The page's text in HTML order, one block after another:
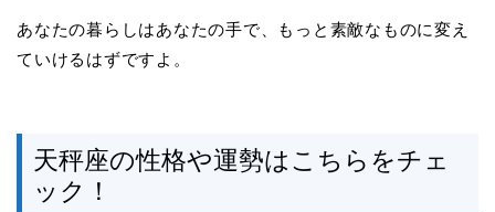
あなたの暮らしはあなたの手で、もっと素敵なものに変え
ていけるはずですよ。
天秤座の性格や運勢はこちらをチェ
ック！